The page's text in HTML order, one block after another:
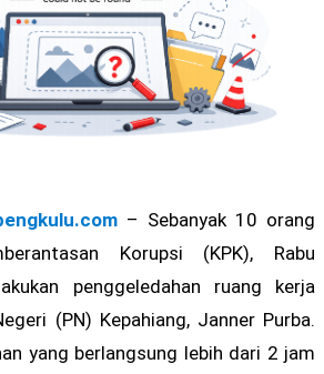
– Sebanyak 10 orang
Korupsi (KPK), Rabu
penggeledahan ruang kerja
(PN) Kepahiang, Janner Purba.
yang berlangsung lebih dari 2 jam